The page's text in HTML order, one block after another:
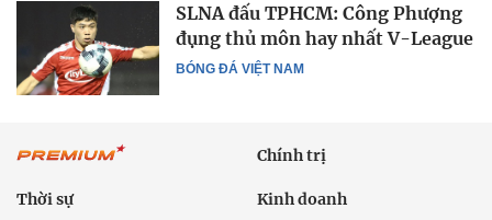
BÓNG ĐÁ VIỆT NAM
SLNA đấu TPHCM: Công Phượng
đụng thủ môn hay nhất V-League
Chính trị
Thời sự Kinh doanh